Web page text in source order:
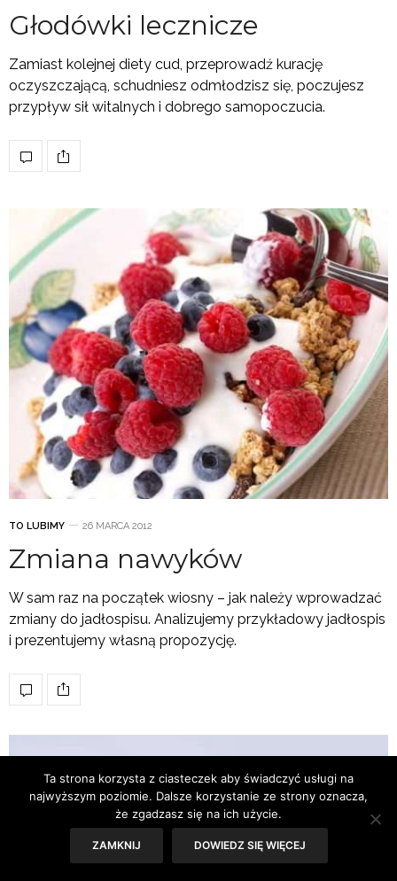
Głodówki lecznicze
Zamiast kolejnej diety cud, przeprowadź kurację
oczyszczającą, schudniesz odmłodzisz się, poczujesz
przypływ sił witalnych i dobrego samopoczucia.
TO LUBIMY 26 MARCA 2012
Zmiana nawyków
W sam raz na początek wiosny – jak należy wprowadzać
zmiany do jadłospisu. Analizujemy przykładowy jadłospis
i prezentujemy własną propozycję.
Ta strona korzysta z ciasteczek aby świadczyć usługi na
najwyższym poziomie. Dalsze korzystanie ze strony oznacza,
że zgadzasz się na ich użycie.
ZAMKNIJ DOWIEDZ SIĘ WIĘCEJ